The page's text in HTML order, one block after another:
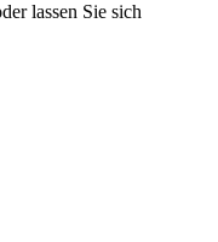
lassen Sie sich